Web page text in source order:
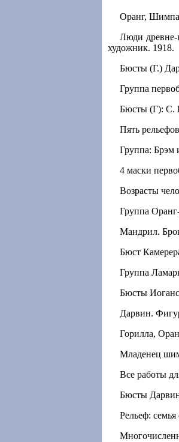
Оранг,
Люди древне-
художник. 1918.
Бюсты (Г.)
Группа
Бюсты (Г): С.
Пять
Группа: Брэм
4 маски
Возрасты
Группа
Мандрил.
Бюст
Группа
Бюсты
Дарвин.
Горилла,
Младенец
Все работы
Бюсты
Рельеф: